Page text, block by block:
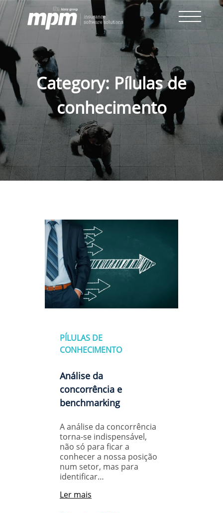
Skip
to
content
Category: Pílulas de
conhecimento
PÍLULAS DE
CONHECIMENTO
Análise da
concorrência e
benchmarking
A análise da concorrência
torna-se indispensável,
não só para ficar a
conhecer a nossa posição
num setor, mas para
identificar…
Ler mais